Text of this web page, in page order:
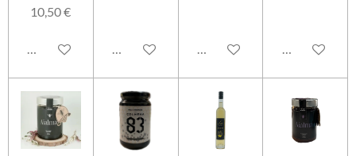
10,50 €
Avisarme cuando esté disponible
Avisarme cuando esté disponible
Añadir al carritoAñadir al